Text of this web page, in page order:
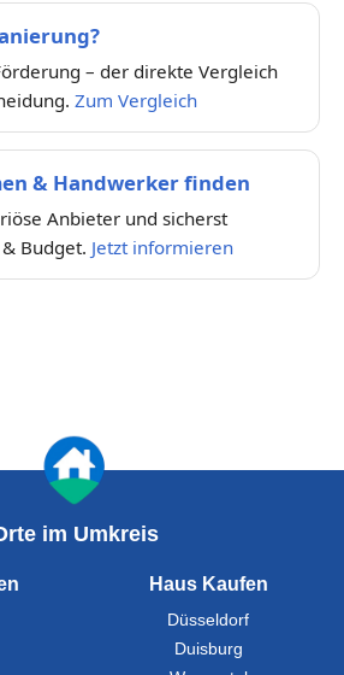
– der direkte Vergleich
Zum Vergleich
& Handwerker finden
Anbieter und sicherst
Budget. Jetzt informieren
im Umkreis
Haus Kaufen
Düsseldorf
Duisburg